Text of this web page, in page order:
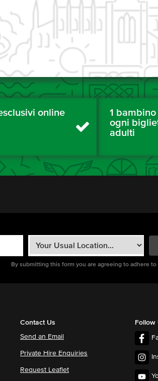
online
1
ogni
adulti
By submitting this form you are agreeing to adhere to
Contact Us
Send an Email
Private Hire Enquiries
Request Leaflet
Follow